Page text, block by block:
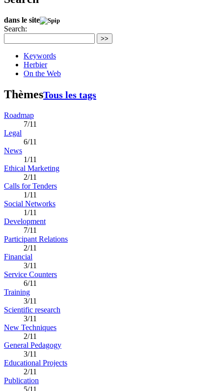
dans le site
Search:
>>
Keywords
Herbier
On the Web
ThèmesTous les tags
Roadmap
7/11
Legal
6/11
News
1/11
Ethical Marketing
2/11
Calls for Tenders
1/11
Social Networks
1/11
Development
7/11
Participant Relations
2/11
Financial
3/11
Service Counters
6/11
Training
3/11
Scientific research
3/11
New Techniques
2/11
General Pedagogy
3/11
Educational Projects
2/11
Publication
5/11